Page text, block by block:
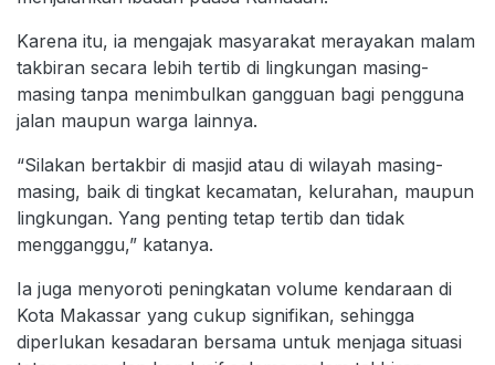
Karena itu, ia mengajak masyarakat merayakan malam
takbiran secara lebih tertib di lingkungan masing-
masing tanpa menimbulkan gangguan bagi pengguna
jalan maupun warga lainnya.
“Silakan bertakbir di masjid atau di wilayah masing-
masing, baik di tingkat kecamatan, kelurahan, maupun
lingkungan. Yang penting tetap tertib dan tidak
mengganggu,” katanya.
Ia juga menyoroti peningkatan volume kendaraan di
Kota Makassar yang cukup signifikan, sehingga
diperlukan kesadaran bersama untuk menjaga situasi